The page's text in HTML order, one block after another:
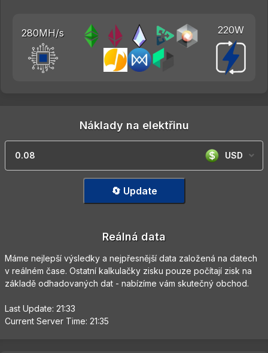
280MH/s 220W
Náklady na elektřinu
USD
🔄 Update
Reálná data
Máme nejlepší výsledky a nejpřesnější data založená na datech
v reálném čase. Ostatní kalkulačky zisku pouze počítají zisk na
základě odhadovaných dat - nabízíme vám skutečný obchod.
Last Update: 21:33
Current Server Time: 21:35